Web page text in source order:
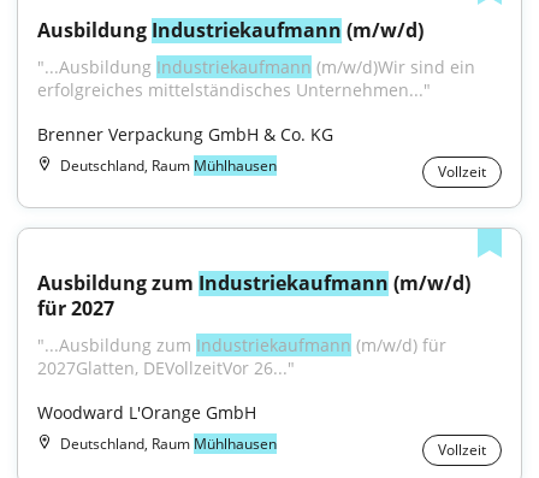
Ausbildung Industriekaufmann (m/w/d)
"...Ausbildung Industriekaufmann (m/w/d)Wir sind ein
erfolgreiches mittelständisches Unternehmen..."
Brenner Verpackung GmbH & Co. KG
Deutschland, Raum Mühlhausen Vollzeit
Ausbildung zum Industriekaufmann (m/w/d)
für 2027
"...Ausbildung zum Industriekaufmann (m/w/d) für
2027Glatten, DEVollzeitVor 26..."
Woodward L'Orange GmbH
Deutschland, Raum Mühlhausen Vollzeit